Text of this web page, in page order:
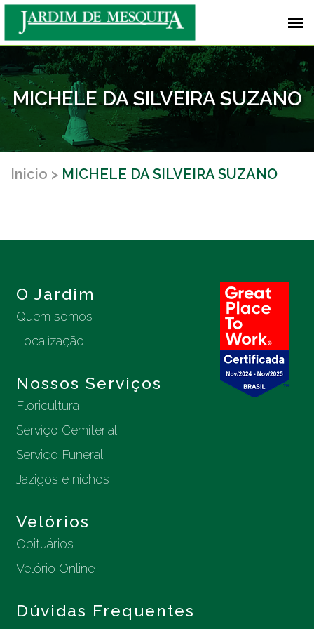
MICHELE DA SILVEIRA SUZANO
Inicio MICHELE DA SILVEIRA SUZANO
O Jardim
Quem somos
Localização
Nossos Serviços
Floricultura
Serviço Cemiterial
Serviço Funeral
Jazigos e nichos
Velórios
Obituários
Velório Online
Dúvidas Frequentes